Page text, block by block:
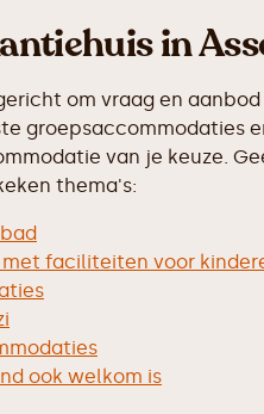
in
om vraag en
groepsaccommodaties
van je keuze.
thema's:
faciliteiten voor
ook welkom is